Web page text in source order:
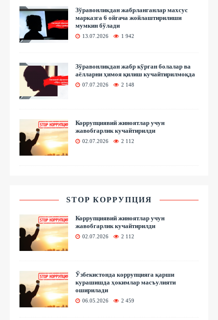
Зўравонликдан жабрланганлар махсус
марказга 6 ойгача жойлаштирилиши
мумкин бўлади
13.07.2026 1 942
Зўравонликдан жабр кўрган болалар ва
аёлларни ҳимоя қилиш кучайтирилмоқда
07.07.2026 2 148
Коррупциявий жиноятлар учун
жавобгарлик кучайтирилди
02.07.2026 2 112
STOP КОРРУПЦИЯ
Коррупциявий жиноятлар учун
жавобгарлик кучайтирилди
02.07.2026 2 112
Ўзбекистонда коррупцияга қарши
курашишда ҳокимлар масъулияти
оширилади
06.05.2026 2 459